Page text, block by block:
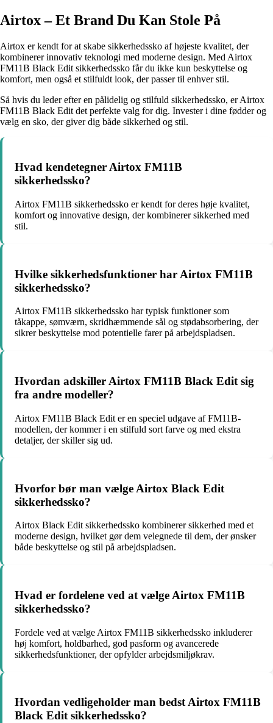
Airtox – Et Brand Du Kan Stole På
Airtox er kendt for at skabe sikkerhedssko af højeste kvalitet, der
kombinerer innovativ teknologi med moderne design. Med Airtox
FM11B Black Edit sikkerhedssko får du ikke kun beskyttelse og
komfort, men også et stilfuldt look, der passer til enhver stil.
Så hvis du leder efter en pålidelig og stilfuld sikkerhedssko, er Airtox
FM11B Black Edit det perfekte valg for dig. Invester i dine fødder og
vælg en sko, der giver dig både sikkerhed og stil.
Hvad kendetegner Airtox FM11B
sikkerhedssko?
Airtox FM11B sikkerhedssko er kendt for deres høje kvalitet,
komfort og innovative design, der kombinerer sikkerhed med
stil.
Hvilke sikkerhedsfunktioner har Airtox FM11B
sikkerhedssko?
Airtox FM11B sikkerhedssko har typisk funktioner som
tåkappe, sømværn, skridhæmmende sål og stødabsorbering, der
sikrer beskyttelse mod potentielle farer på arbejdspladsen.
Hvordan adskiller Airtox FM11B Black Edit sig
fra andre modeller?
Airtox FM11B Black Edit er en speciel udgave af FM11B-
modellen, der kommer i en stilfuld sort farve og med ekstra
detaljer, der skiller sig ud.
Hvorfor bør man vælge Airtox Black Edit
sikkerhedssko?
Airtox Black Edit sikkerhedssko kombinerer sikkerhed med et
moderne design, hvilket gør dem velegnede til dem, der ønsker
både beskyttelse og stil på arbejdspladsen.
Hvad er fordelene ved at vælge Airtox FM11B
sikkerhedssko?
Fordele ved at vælge Airtox FM11B sikkerhedssko inkluderer
høj komfort, holdbarhed, god pasform og avancerede
sikkerhedsfunktioner, der opfylder arbejdsmiljøkrav.
Hvordan vedligeholder man bedst Airtox FM11B
Black Edit sikkerhedssko?